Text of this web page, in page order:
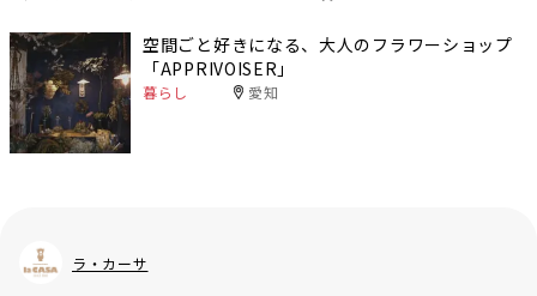
空間ごと好きになる、大人のフラワーショップ
「APPRIVOISER」
暮らし 愛知
ラ・カーサ